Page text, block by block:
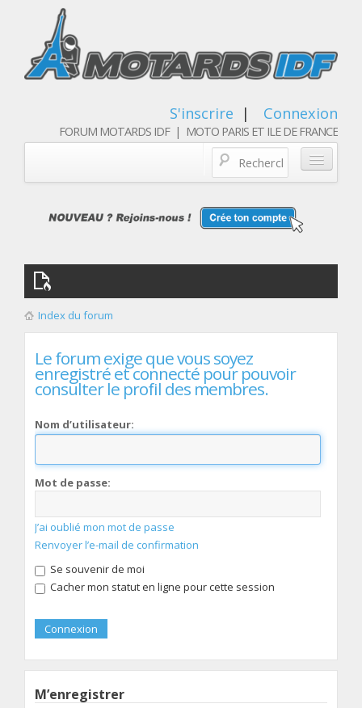
S'inscrire | Connexion
FORUM MOTARDS IDF | MOTO PARIS ET ILE DE FRANCE
Qui sommes nous
Les membres
Index du forum
Le forum exige que vous soyez
enregistré et connecté pour pouvoir
consulter le profil des membres.
Nom d’utilisateur:
Mot de passe:
J’ai oublié mon mot de passe
Renvoyer l’e-mail de confirmation
Se souvenir de moi
Cacher mon statut en ligne pour cette session
M’enregistrer